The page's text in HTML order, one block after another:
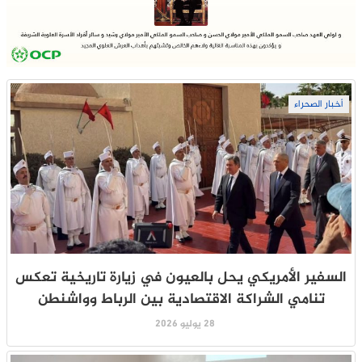
أخبار الصحراء
السفير الأمريكي يحل بالعيون في زيارة تاريخية تعكس
تنامي الشراكة الاقتصادية بين الرباط وواشنطن
28 يوليو 2026